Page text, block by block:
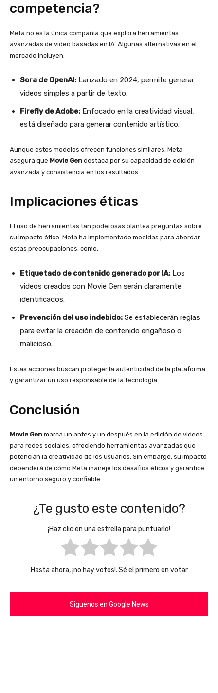
competencia?
Meta no es la única compañía que explora herramientas
avanzadas de video basadas en IA. Algunas alternativas en el
mercado incluyen:
Sora de OpenAI: Lanzado en 2024, permite generar
videos simples a partir de texto.
Firefly de Adobe: Enfocado en la creatividad visual,
está diseñado para generar contenido artístico.
Aunque estos modelos ofrecen funciones similares, Meta
asegura que Movie Gen destaca por su capacidad de edición
avanzada y consistencia en los resultados.
Implicaciones éticas
El uso de herramientas tan poderosas plantea preguntas sobre
su impacto ético. Meta ha implementado medidas para abordar
estas preocupaciones, como:
Etiquetado de contenido generado por IA: Los
videos creados con Movie Gen serán claramente
identificados.
Prevención del uso indebido: Se establecerán reglas
para evitar la creación de contenido engañoso o
malicioso.
Estas acciones buscan proteger la autenticidad de la plataforma
y garantizar un uso responsable de la tecnología.
Conclusión
Movie Gen marca un antes y un después en la edición de videos
para redes sociales, ofreciendo herramientas avanzadas que
potencian la creatividad de los usuarios. Sin embargo, su impacto
dependerá de cómo Meta maneje los desafíos éticos y garantice
un entorno seguro y confiable.
¿Te gusto este contenido?
¡Haz clic en una estrella para puntuarlo!
Hasta ahora, ¡no hay votos!. Sé el primero en votar
Siguenos en Google News